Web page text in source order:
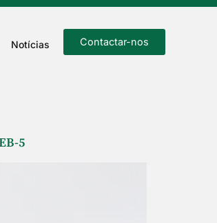
Notícias Contactar-nos
5